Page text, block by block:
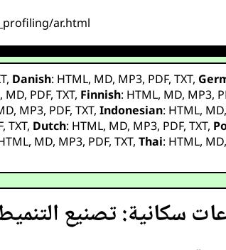
ar.html
, Danish: HTML, MD, MP3, PDF,TXT,
, MD, PDF,TXT, Finnish: HTML, MD, MP3,
, MP3, PDF,TXT,Indonesian: HTML, MD,
,TXT, Dutch: HTML, MD, MP3, PDF,TXT,
, MD, MP3, PDF,TXT,Thai: HTML, MD,
سكانية: تصنيع